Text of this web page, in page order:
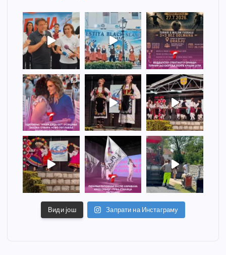
Види још Запрати на Инстаграму